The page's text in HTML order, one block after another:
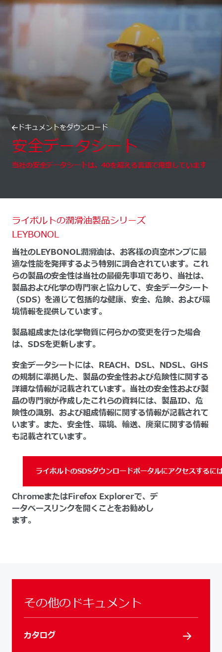
ドキュメントをダウンロード
安全データシート
当社の安全データシートは、40を超える言語で用意しています
ライボルトの潤滑油製品シリーズ
LEYBONOL
当社のLEYBONOL潤滑油は、お客様の真空ポンプに最
適な性能を発揮するよう特別に調合されています。これ
らの製品の安全性は当社の最優先事項であり、当社は、
製品および化学の専門家と協力して、安全データシート
（SDS）を通じて包括的な健康、安全、危険、および環
境情報を提供しています。
製品組成または化学物質に何らかの変更を行った場合
は、SDSを更新します。
安全データシートには、REACH、DSL、NDSL、GHS
の規制に準拠した、製品の安全性および危険性に関する
詳細な情報が記載されています。当社の安全性および製
品の専門家が作成したこれらの資料には、製品ID、危
険性の識別、および組成情報に関する情報が記載されて
います。また、安全性、環境、輸送、廃棄に関する情報
も記載されています。
ライボルトのSDSダウンロードポータルにアクセスするに
ChromeまたはFirefox Explorerで、デ
ータベースリンクを開くことをお勧めし
ます。
その他のドキュメント
カタログ